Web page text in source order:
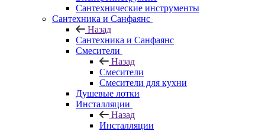
Сантехнические инструменты
Сантехника и Санфаянс
Назад
Сантехника и Санфаянс
Смесители
Назад
Смесители
Смесители для кухни
Душевые лотки
Инсталляции
Назад
Инсталляции